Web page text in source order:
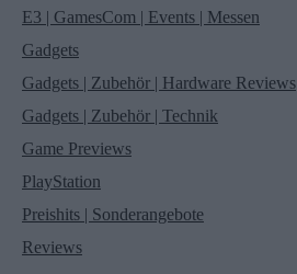
E3 | GamesCom | Events | Messen
Gadgets
Gadgets | Zubehör | Hardware Reviews
Gadgets | Zubehör | Technik
Game Previews
PlayStation
Preishits | Sonderangebote
Reviews